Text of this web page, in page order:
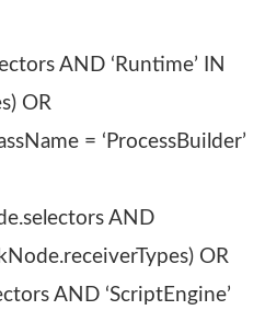
AND ‘Runtime’ IN
OR
= ‘ProcessBuilder’
AND
OR
AND ‘ScriptEngine’